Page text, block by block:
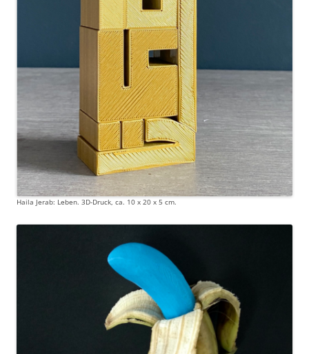
Haila Jerab: Leben. 3D-Druck, ca. 10 x 20 x 5 cm.